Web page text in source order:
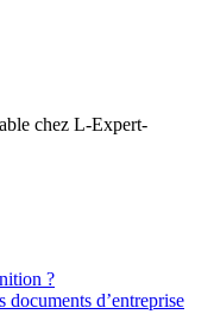
chez L-Expert-
?
documents d’entreprise